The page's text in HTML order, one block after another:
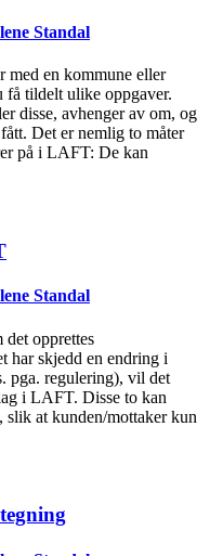
Standal
med en kommune eller
få tildelt ulike oppgaver.
disse, avhenger av om, og
Det er nemlig to måter
på i LAFT: De kan
Standal
det opprettes
har skjedd en endring i
pga. regulering), vil det
i LAFT. Disse to kan
slik at kunden/mottaker kun